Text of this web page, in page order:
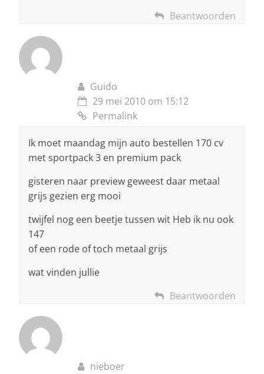
Beantwoorden
Guido
29 mei 2010 om 15:12
Permalink
Ik moet maandag mijn auto bestellen 170 cv
met sportpack 3 en premium pack
gisteren naar preview geweest daar metaal
grijs gezien erg mooi
twijfel nog een beetje tussen wit Heb ik nu ook
147
of een rode of toch metaal grijs
wat vinden jullie
Beantwoorden
nieboer